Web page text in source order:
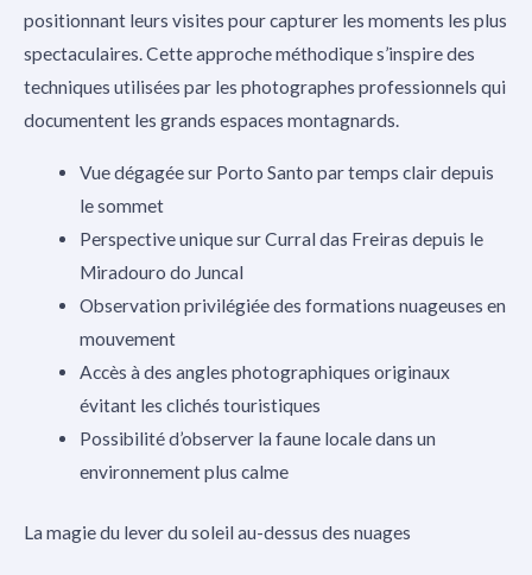
positionnant leurs visites pour capturer les moments les plus
spectaculaires. Cette approche méthodique s’inspire des
techniques utilisées par les photographes professionnels qui
documentent les grands espaces montagnards.
Vue dégagée sur Porto Santo par temps clair depuis
le sommet
Perspective unique sur Curral das Freiras depuis le
Miradouro do Juncal
Observation privilégiée des formations nuageuses en
mouvement
Accès à des angles photographiques originaux
évitant les clichés touristiques
Possibilité d’observer la faune locale dans un
environnement plus calme
La magie du lever du soleil au-dessus des nuages